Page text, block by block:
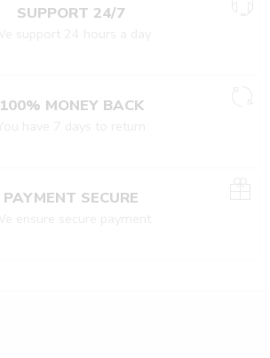
SUPPORT 24/7
100% MONEY BACK
PAYMENT SECURE